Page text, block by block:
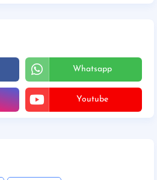
Whatsapp
Youtube